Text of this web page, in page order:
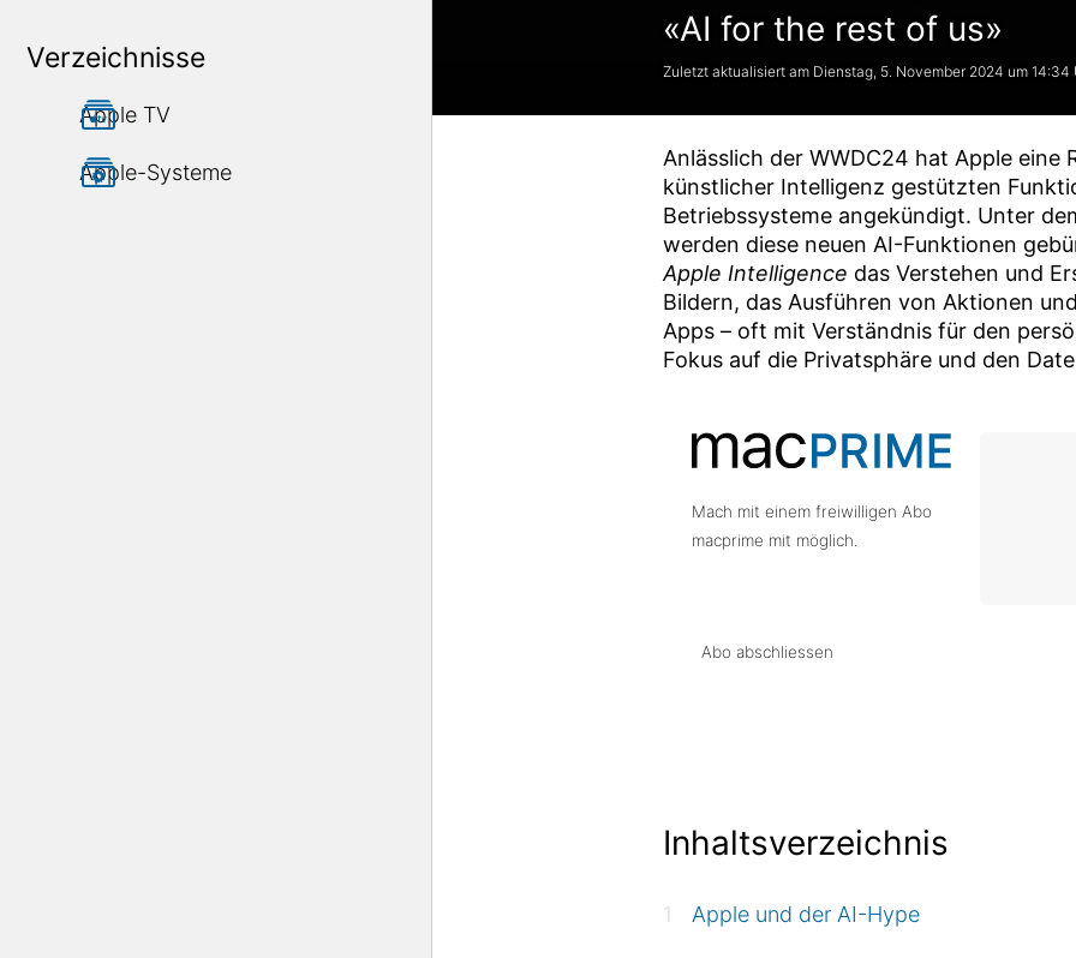
Verzeichnisse
Apple TV
Apple-Systeme
«AI for the rest of us»
Dienstag, 5. November 2024 um 14:34
Anlässlich der WWDC24 hat Apple eine
künstlicher Intelligenz gestützten
Betriebssysteme angekündigt. Unter
werden diese neuen AI-Funktionen
Apple Intelligence das Verstehen und
Bildern, das Ausführen von Aktionen
Apps – oft mit Verständnis für den
Fokus auf die Privatsphäre und den
Mach mit einem freiwilligen Abo
macprime mit möglich.
Abo abschliessen
Inhaltsverzeichnis
Apple und der AI-Hype